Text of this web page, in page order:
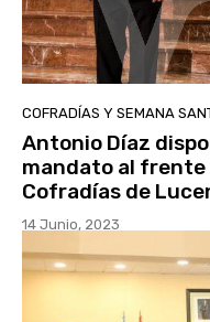
COFRADÍAS Y SEMANA
Antonio Díaz
mandato al frente
Cofradías de
14 Junio, 2023